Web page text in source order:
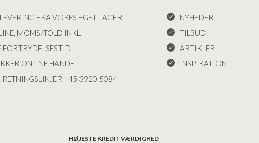
FRA VORES EGET LAGER
MOMS/TOLD INKL
ONLINE HANDEL
+45 3920 5084
NYHEDER
TILBUD
ARTIKLER
INSPIRATION
HØJESTE KREDITVÆRDIGHED